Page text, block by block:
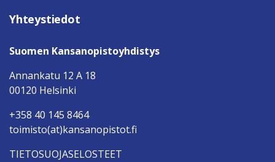
Yhteystiedot
Suomen Kansanopistoyhdistys
Annankatu 12 A 18
00120 Helsinki
+358 40 145 8464
toimisto(at)kansanopistot.fi
TIETOSUOJASELOSTEET